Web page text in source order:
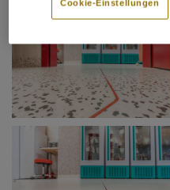
Cookie-Einstellungen